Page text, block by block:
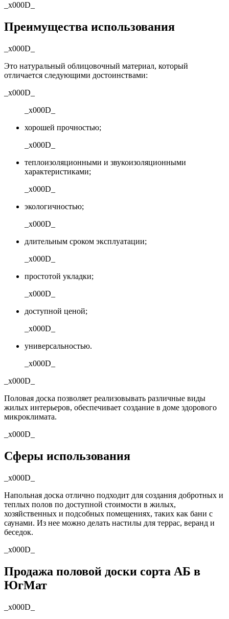
_x000D_
Преимущества использования
_x000D_
Это натуральный облицовочный материал, который
отличается следующими достоинствами:
_x000D_
_x000D_
хорошей прочностью;
_x000D_
теплоизоляционными и звукоизоляционными
характеристиками;
_x000D_
экологичностью;
_x000D_
длительным сроком эксплуатации;
_x000D_
простотой укладки;
_x000D_
доступной ценой;
_x000D_
универсальностью.
_x000D_
_x000D_
Половая доска позволяет реализовывать различные виды
жилых интерьеров, обеспечивает создание в доме здорового
микроклимата.
_x000D_
Сферы использования
_x000D_
Напольная доска отлично подходит для создания добротных и
теплых полов по доступной стоимости в жилых,
хозяйственных и подсобных помещениях, таких как бани с
саунами. Из нее можно делать настилы для террас, веранд и
беседок.
_x000D_
Продажа половой доски сорта АБ в
ЮгМат
_x000D_